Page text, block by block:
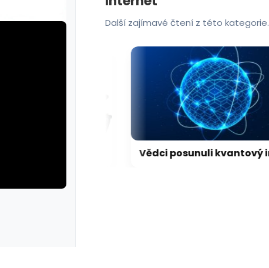
Další zajímavé čtení z této kategorie.